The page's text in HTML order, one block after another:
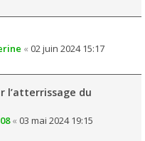
« 02 juin 2024 15:17
l’atterrissage du
« 03 mai 2024 19:15